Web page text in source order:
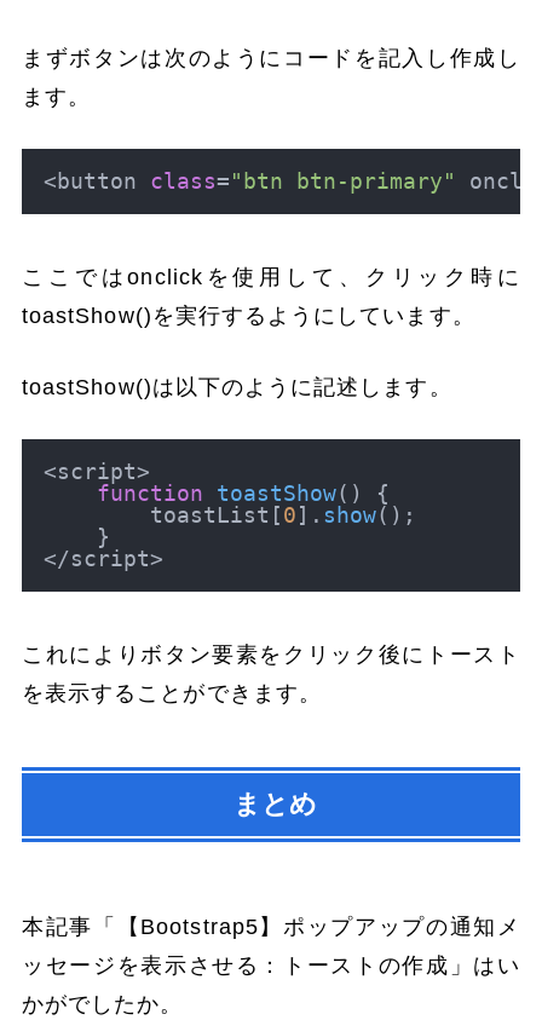
まずボタンは次のようにコードを記入し作成し
ます。
<button class="btn btn-primary"
ここではonclickを使用して、クリック時に
toastShow()を実行するようにしています。
toastShow()は以下のように記述します。
<script>
function
toastShow( ) {
        toastList[
0]. show();
    }
これによりボタン要素をクリック後にトースト
を表示することができます。
まとめ
本記事「【Bootstrap5】ポップアップの通知メ
ッセージを表示させる：トーストの作成」はい
かがでしたか。